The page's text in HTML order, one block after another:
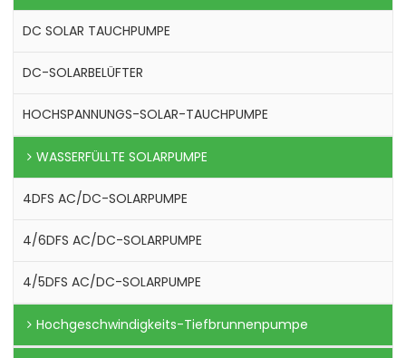
DC SOLAR TAUCHPUMPE
DC-SOLARBELÜFTER
HOCHSPANNUNGS-SOLAR-TAUCHPUMPE
WASSERFÜLLTE SOLARPUMPE
4DFS AC/DC-SOLARPUMPE
4/6DFS AC/DC-SOLARPUMPE
4/5DFS AC/DC-SOLARPUMPE
Hochgeschwindigkeits-Tiefbrunnenpumpe